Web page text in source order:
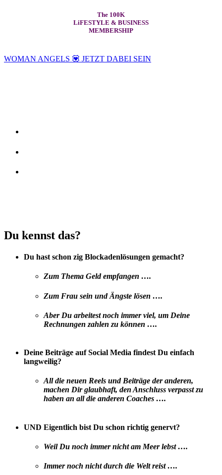
The 100K
LiFESTYLE & BUSINESS
MEMBERSHIP
WOMAN ANGELS 💟 JETZT DABEI SEIN
Du kennst das?
Du hast schon zig Blockadenlösungen gemacht?
Zum Thema Geld empfangen ….
Zum Frau sein und Ängste lösen ….
Aber Du arbeitest noch immer viel, um Deine
Rechnungen zahlen zu können ….
Deine Beiträge auf Social Media findest Du einfach
langweilig?
All die neuen Reels und Beiträge der anderen,
machen Dir glaubhaft, den Anschluss verpasst zu
haben an all die anderen Coaches ….
UND Eigentlich bist Du schon richtig genervt?
Weil Du noch immer nicht am Meer lebst ….
Immer noch nicht durch die Welt reist ….